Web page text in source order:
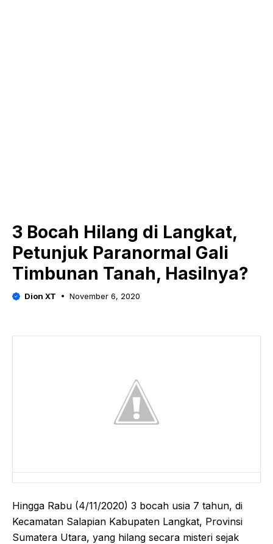
3 Bocah Hilang di Langkat,
Petunjuk Paranormal Gali
Timbunan Tanah, Hasilnya?
Dion XT November 6, 2020
Hingga Rabu (4/11/2020) 3 bocah usia 7 tahun, di
Kecamatan Salapian Kabupaten Langkat, Provinsi
Sumatera Utara, yang hilang secara misteri sejak